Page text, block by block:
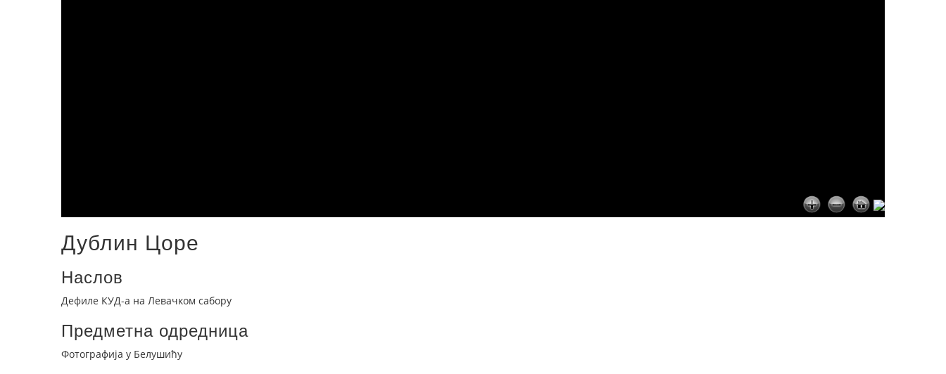
Дублин Цоре
Наслов
Дефиле КУД-а на Левачком сабору
Предметна одредница
Фотографија у Белушићу